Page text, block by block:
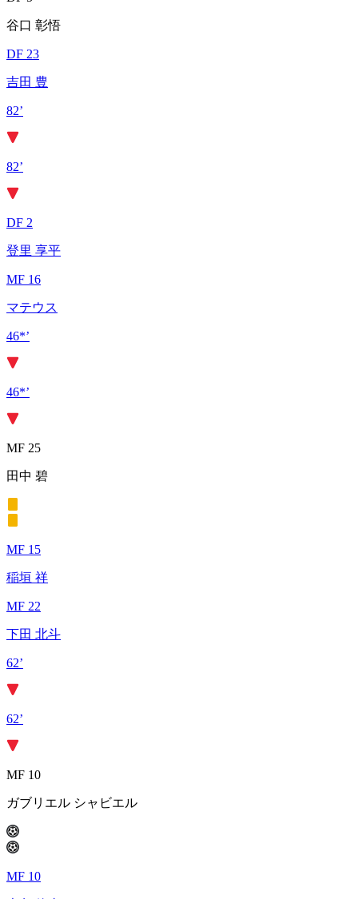
谷口 彰悟
DF 23
吉田 豊
82’
82’
DF 2
登里 享平
MF 16
マテウス
46*’
46*’
MF 25
田中 碧
MF 15
稲垣 祥
MF 22
下田 北斗
62’
62’
MF 10
ガブリエル シャビエル
MF 10